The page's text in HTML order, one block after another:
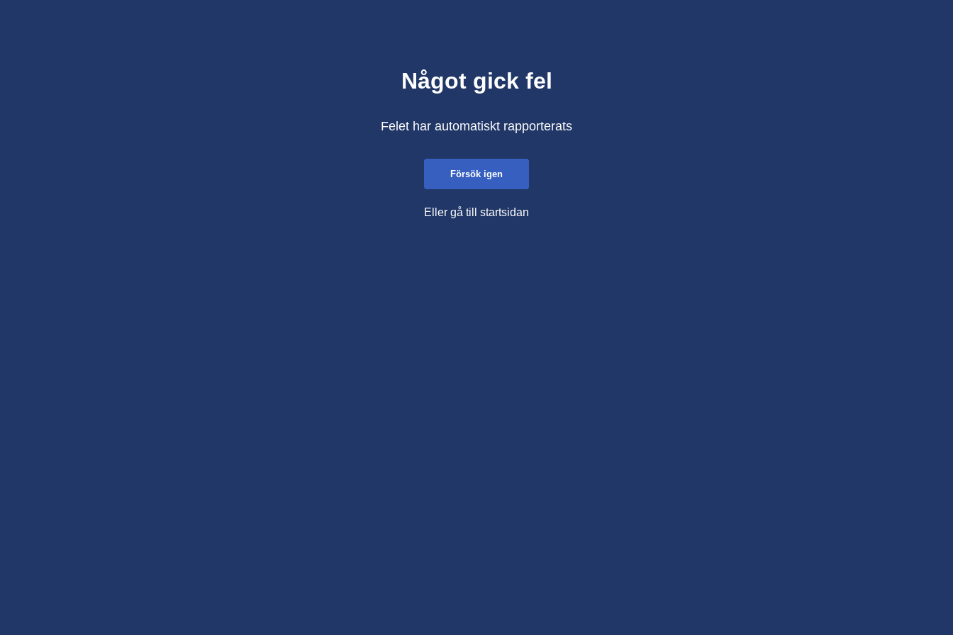
Något gick fel
Felet har automatiskt rapporterats
Försök igen
Eller gå till startsidan